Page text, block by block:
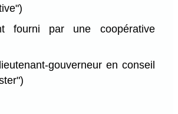
fourni par une coopérative
gouverneur en conseil